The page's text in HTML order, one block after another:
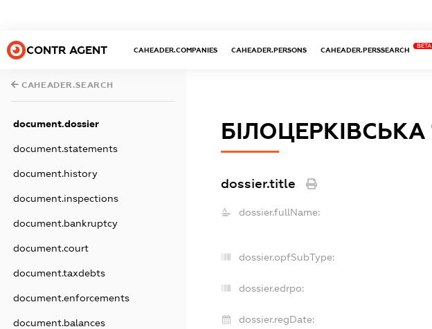
CONTR AGENT CAHEADER.COMPANIES CAHEADER.PERSONS CAHEADER.PERSSEARCH
BETA
CAHEADER.SEARCH
document.dossier
document.statements
document.history
document.inspections
document.bankruptcy
document.court
document.taxdebts
document.enforcements
document.balances
БІЛОЦЕРКІВСЬКА
dossier.title
dossier.fullName:
dossier.opfSubType:
dossier.edrpo:
dossier.regDate: